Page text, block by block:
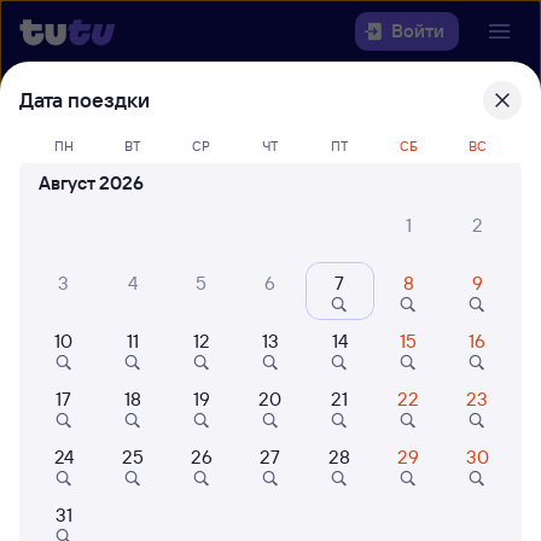
Войти
Выберите день, чтобы найти
билеты Сенная — Ангарск
22 года работаем для вас
Куда
Когда
Кто едет
Найти поезда
Дата поездки
ПН ВТ СР ЧТ ПТ СБ ВС
Август 2026
1
2
3 4 5 6 7 8 9
10 11 12 13 14 15 16
17 18 19 20 21 22 23
24 25 26 27 28 29 30
31